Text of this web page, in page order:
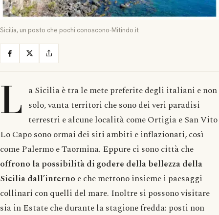
Sicilia, un posto che pochi conoscono-Mitindo.it
L a Sicilia è tra le mete preferite degli italiani e non
solo, vanta territori che sono dei veri paradisi
terrestri e alcune località come Ortigia e San Vito
Lo Capo sono ormai dei siti ambiti e inflazionati, così
come Palermo e Taormina. Eppure ci sono città che
offrono la possibilità di godere della bellezza della
Sicilia dall’interno e che mettono insieme i paesaggi
collinari con quelli del mare. Inoltre si possono visitare
sia in Estate che durante la stagione fredda: posti non